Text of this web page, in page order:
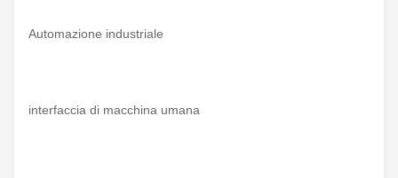
Automazione industriale
interfaccia di macchina umana